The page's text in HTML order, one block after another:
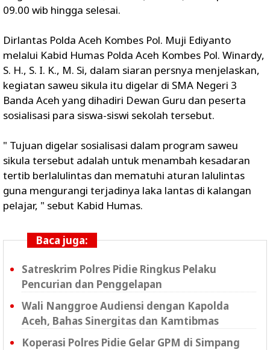
09.00 wib hingga selesai.
Dirlantas Polda Aceh Kombes Pol. Muji Ediyanto
melalui Kabid Humas Polda Aceh Kombes Pol. Winardy,
S. H., S. I. K., M. Si, dalam siaran persnya menjelaskan,
kegiatan saweu sikula itu digelar di SMA Negeri 3
Banda Aceh yang dihadiri Dewan Guru dan peserta
sosialisasi para siswa-siswi sekolah tersebut.
" Tujuan digelar sosialisasi dalam program saweu
sikula tersebut adalah untuk menambah kesadaran
tertib berlalulintas dan mematuhi aturan lalulintas
guna mengurangi terjadinya laka lantas di kalangan
pelajar, " sebut Kabid Humas.
Baca juga:
Satreskrim Polres Pidie Ringkus Pelaku
Pencurian dan Penggelapan
Wali Nanggroe Audiensi dengan Kapolda
Aceh, Bahas Sinergitas dan Kamtibmas
Koperasi Polres Pidie Gelar GPM di Simpang